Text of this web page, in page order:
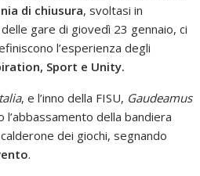
di chiusura, svoltasi in
gare di giovedì 23 gennaio, ci
l’esperienza degli
Sport e Unity.
, e l’inno della FISU, Gaudeamus
l’abbassamento della bandiera
dei giochi, segnando
.